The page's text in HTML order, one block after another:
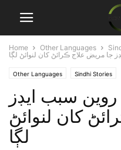
Home Other Languages
جا مريض علاج ڪرائڻ کان لنوائڻ لڳا
Other Languages Sindhi Stories
سبب ايڊز
کان لنوائڻ
لڳا